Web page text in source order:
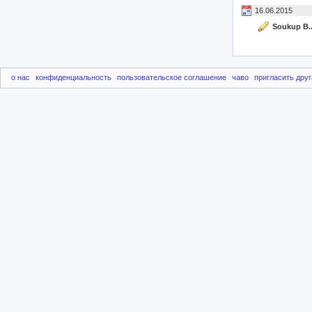
16.06.2015
Soukup
о нас конфиденциальность пользовательское соглашение чаво пригласить